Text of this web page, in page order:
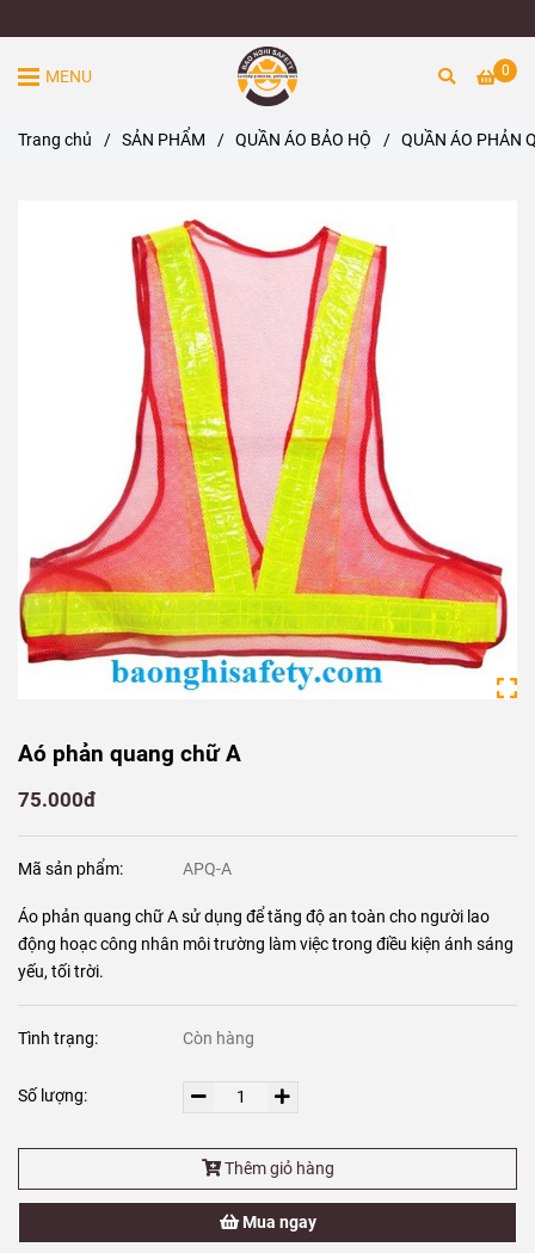
0
MENU
Trang chủ / SẢN PHẨM / QUẦN ÁO BẢO HỘ / QUẦN ÁO PHẢN
Aó phản quang chữ A
75.000đ
Mã sản phẩm: APQ-A
Áo phản quang chữ A sử dụng để tăng độ an toàn cho người lao
động hoạc công nhân môi trường làm việc trong điều kiện ánh sáng
yếu, tối trời.
Tình trạng: Còn hàng
Số lượng:
Thêm giỏ hàng
Mua ngay